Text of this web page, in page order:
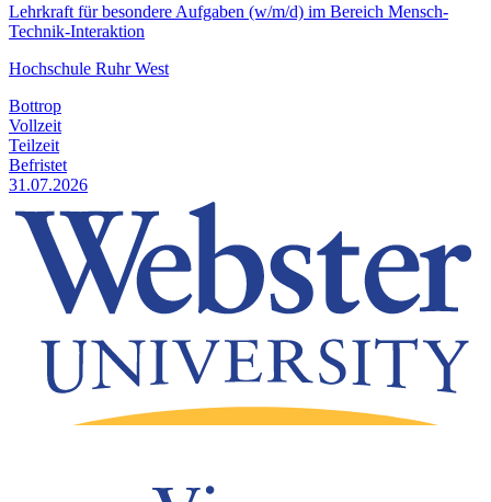
Lehrkraft für besondere Aufgaben (w/m/d) im Bereich Mensch-
Technik-Interaktion
Hochschule Ruhr West
Bottrop
Vollzeit
Teilzeit
Befristet
31.07.2026